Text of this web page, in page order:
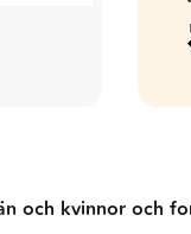
och kvinnor och